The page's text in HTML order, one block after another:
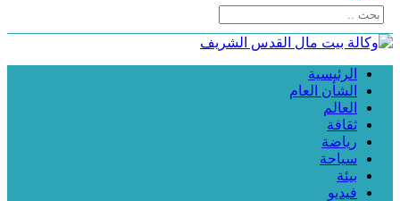
الرئيسية
الشأن العام
العالم
ثقافة
رياضة
سياحة
بيئة
فيديو